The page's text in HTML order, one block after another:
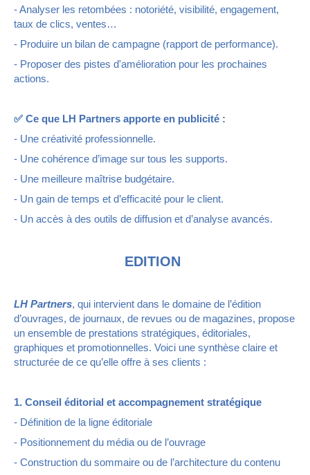
- Analyser les retombées : notoriété, visibilité, engagement,
taux de clics, ventes…
- Produire un bilan de campagne (rapport de performance).
- Proposer des pistes d'amélioration pour les prochaines
actions.
✅ Ce que LH Partners apporte en publicité :
- Une créativité professionnelle.
- Une cohérence d’image sur tous les supports.
- Une meilleure maîtrise budgétaire.
- Un gain de temps et d’efficacité pour le client.
- Un accès à des outils de diffusion et d’analyse avancés.
EDITION
LH Partners, qui intervient dans le domaine de l’édition
d’ouvrages, de journaux, de revues ou de magazines, propose
un ensemble de prestations stratégiques, éditoriales,
graphiques et promotionnelles. Voici une synthèse claire et
structurée de ce qu’elle offre à ses clients :
1. Conseil éditorial et accompagnement stratégique
- Définition de la ligne éditoriale
- Positionnement du média ou de l’ouvrage
- Construction du sommaire ou de l’architecture du contenu